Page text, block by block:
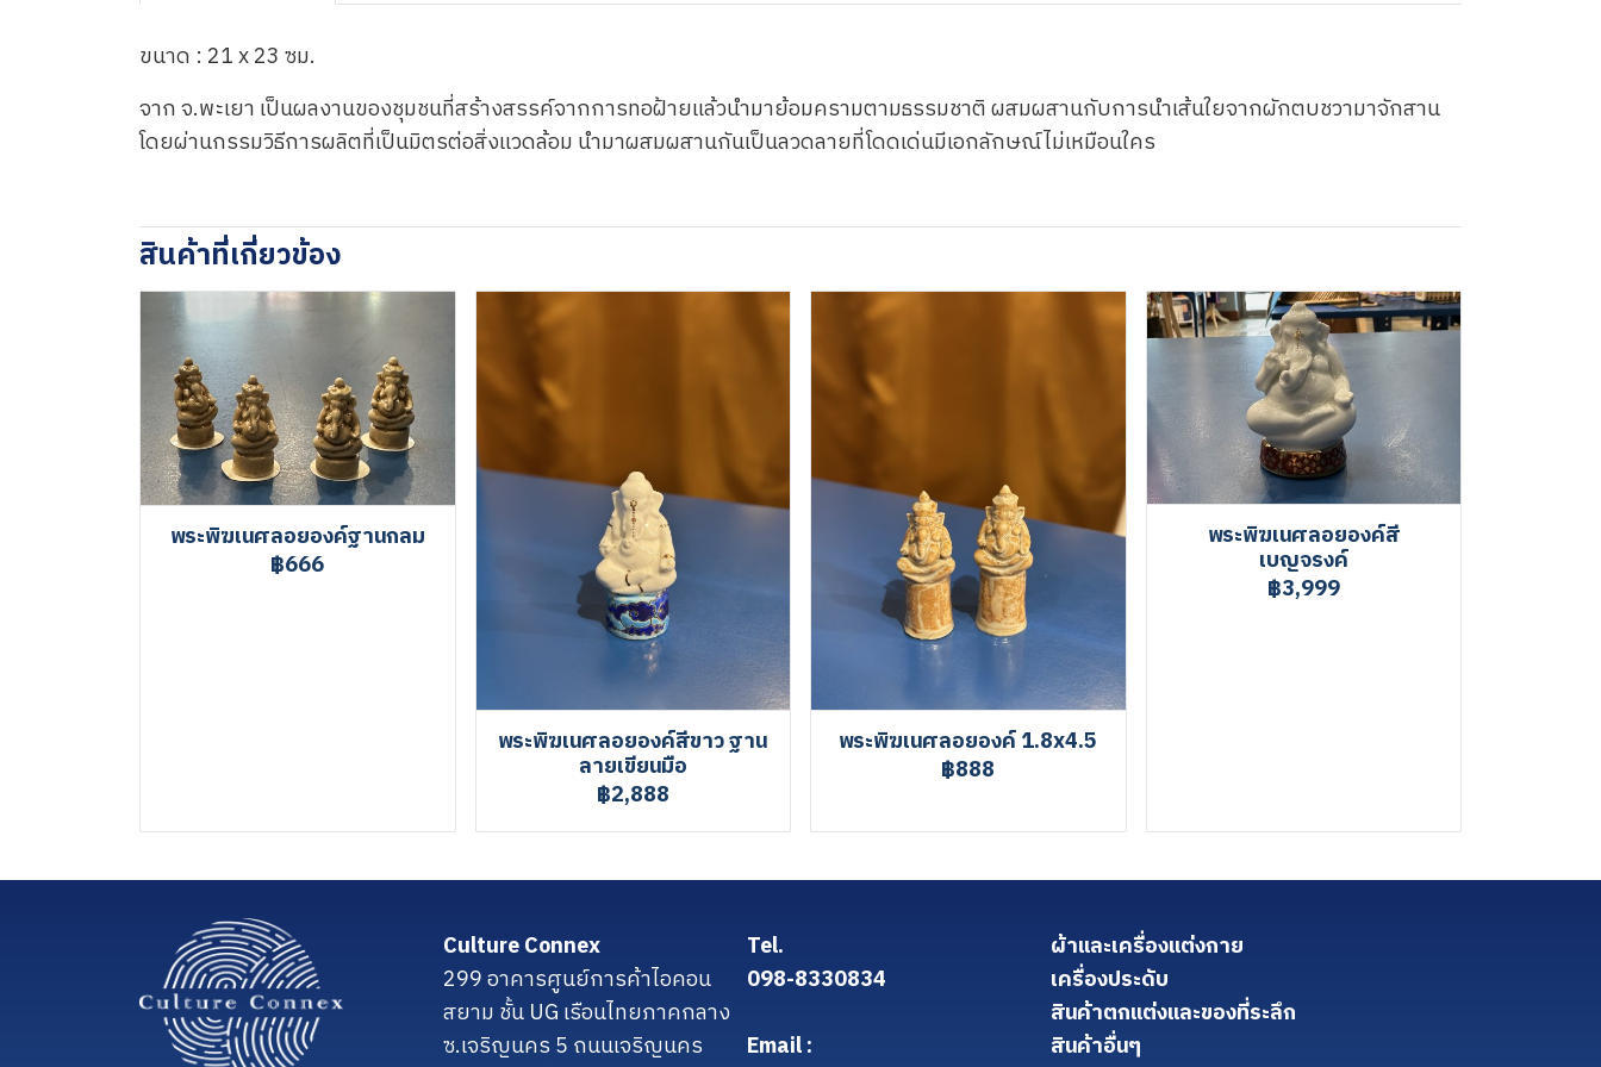
ขนาด : 21 x 23 ซม.
จาก จ.พะเยา เป็นผลงานของชุมชนที่สร้างสรรค์จากการทอฝ้ายแล้วนำมาย้อมครามตามธรรมชาติ ผสมผสานกับการนำเส้นใยจากผักตบชวามาจักสาน
โดยผ่านกรรมวิธีการผลิตที่เป็นมิตรต่อสิ่งแวดล้อม นำมาผสมผสานกันเป็นลวดลายที่โดดเด่นมีเอกลักษณ์ไม่เหมือนใคร
สินค้าที่เกี่ยวข้อง
พระพิฆเนศลอยองค์ฐานกลม
฿666
พระพิฆเนศลอยองค์สีขาว ฐาน
ลายเขียนมือ
฿2,888
พระพิฆเนศลอยองค์ 1.8x4.5
฿888
พระพิฆเนศลอยองค์สี
เบญจรงค์
฿3,999
Culture Connex
299 อาคารศูนย์การค้าไอคอน
สยาม ชั้น UG เรือนไทยภาคกลาง
ซ.เจริญนคร 5 ถนนเจริญนคร
Tel.
098-8330834
Email :
ผ้าและเครื่องแต่งกาย
เครื่องประดับ
สินค้าตกแต่งและของที่ระลึก
สินค้าอื่นๆ